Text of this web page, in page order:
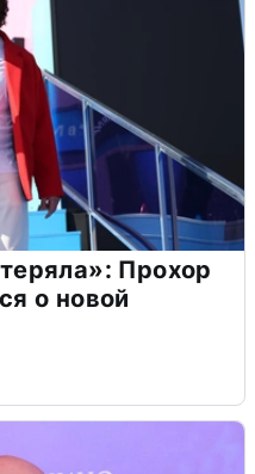
Прохор
о новой